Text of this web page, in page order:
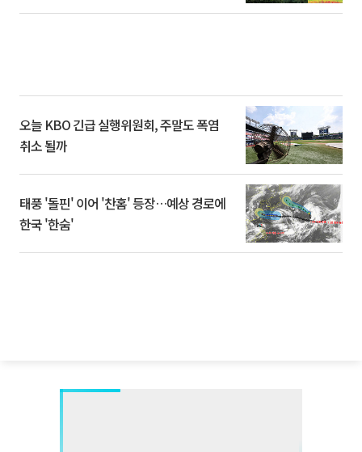
오늘 KBO 긴급 실행위원회, 주말도 폭염
취소 될까
태풍 '돌핀' 이어 '찬홈' 등장…예상 경로에
한국 '한숨'